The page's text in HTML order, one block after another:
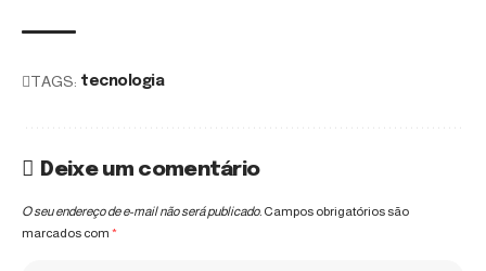
TAGS: tecnologia
Deixe um comentário
O seu endereço de e-mail não será publicado. Campos obrigatórios são
marcados com *